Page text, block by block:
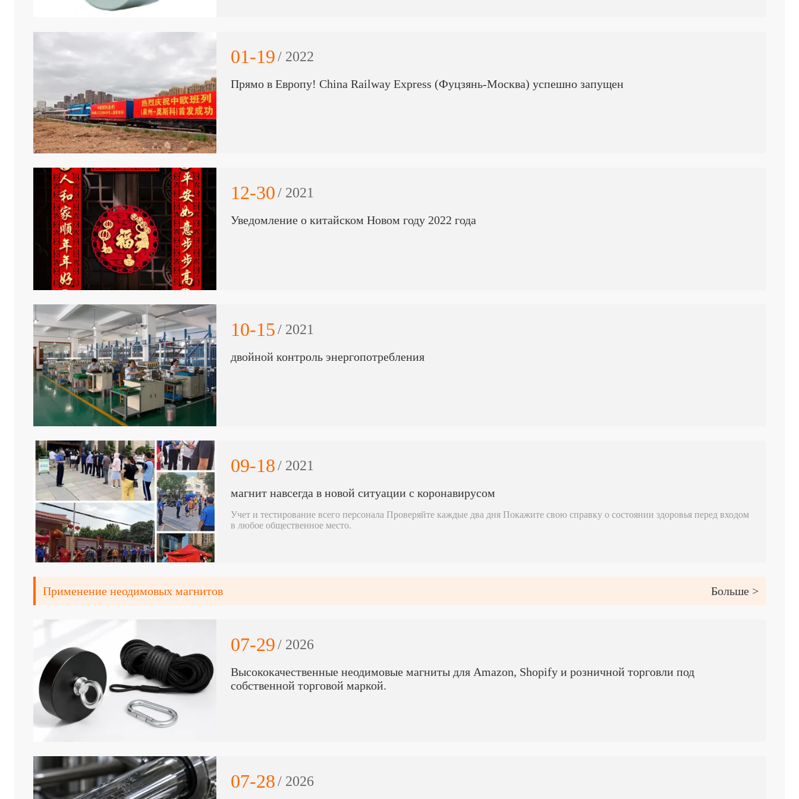
01-19/ 2022
Прямо в Европу! China Railway Express (Фуцзянь-Москва) успешно запущен
12-30/ 2021
Уведомление о китайском Новом году 2022 года
10-15/ 2021
двойной контроль энергопотребления
09-18/ 2021
магнит навсегда в новой ситуации с коронавирусом
Учет и тестирование всего персонала Проверяйте каждые два дня Покажите свою справку о состоянии здоровья перед входом
в любое общественное место.
Применение неодимовых магнитов Больше >
07-29/ 2026
Высококачественные неодимовые магниты для Amazon, Shopify и розничной торговли под
собственной торговой маркой.
07-28/ 2026